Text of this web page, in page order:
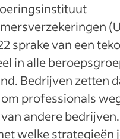
sprake van een
in alle
Bedrijven zetten
professionals
andere
welke strategieën